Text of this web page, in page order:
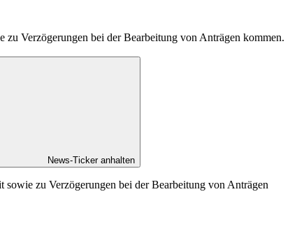
zu Verzögerungen bei der Bearbeitung von Anträgen kommen.
News-Ticker anhalten
sowie zu Verzögerungen bei der Bearbeitung von Anträgen